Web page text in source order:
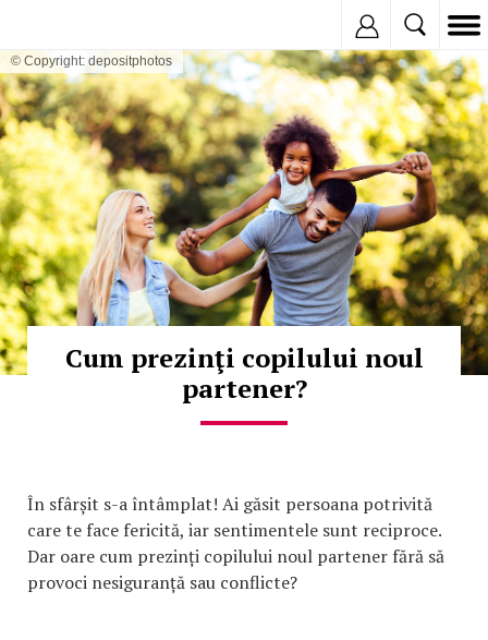
© Copyright: depositphotos
Cum prezinţi copilului noul
partener?
În sfârșit s-a întâmplat! Ai găsit persoana potrivită
care te face fericită, iar sentimentele sunt reciproce.
Dar oare cum prezinți copilului noul partener fără să
provoci nesiguranță sau conflicte?